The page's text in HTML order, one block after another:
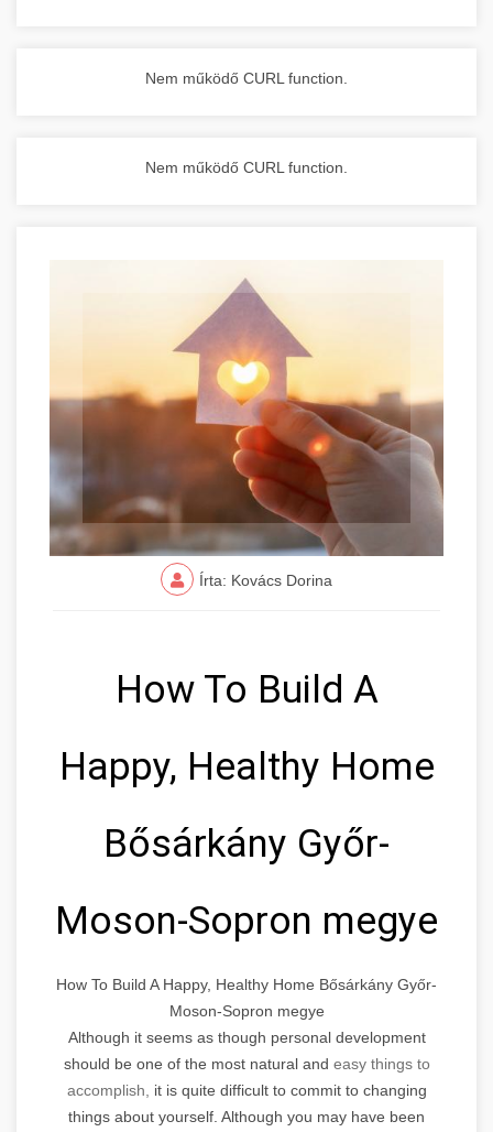
Nem működő CURL function.
Nem működő CURL function.
Írta: Kovács Dorina
How To Build A
Happy, Healthy Home
Bősárkány Győr-
Moson-Sopron megye
How To Build A Happy, Healthy Home Bősárkány Győr-
Moson-Sopron megye
Although it seems as though personal development
should be one of the most natural and easy things to
accomplish,
it is quite difficult to commit to changing
things about yourself. Although you may have been